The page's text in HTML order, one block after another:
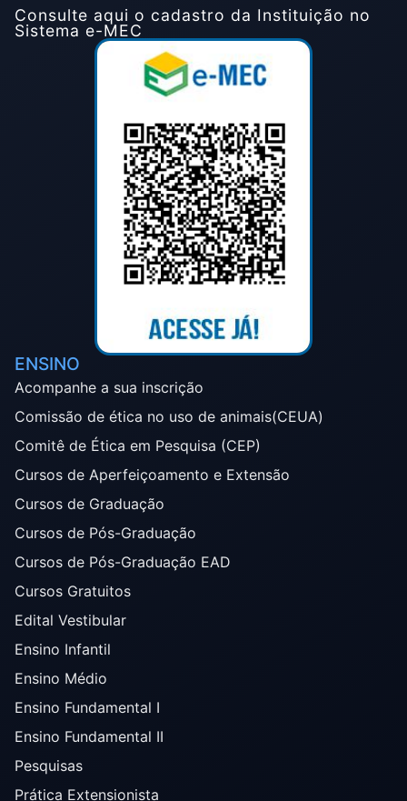
Consulte aqui o cadastro da Instituição no
Sistema e-MEC
ENSINO
Acompanhe a sua inscrição
Comissão de ética no uso de animais(CEUA)
Comitê de Ética em Pesquisa (CEP)
Cursos de Aperfeiçoamento e Extensão
Cursos de Graduação
Cursos de Pós-Graduação
Cursos de Pós-Graduação EAD
Cursos Gratuitos
Edital Vestibular
Ensino Infantil
Ensino Médio
Ensino Fundamental I
Ensino Fundamental II
Pesquisas
Prática Extensionista